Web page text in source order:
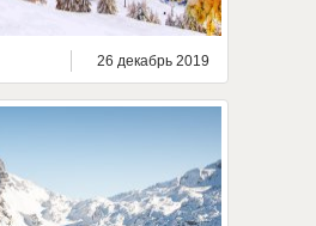
26 декабрь 2019